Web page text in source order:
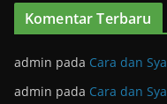
Komentar Terbaru
admin pada Cara dan
admin pada Cara dan